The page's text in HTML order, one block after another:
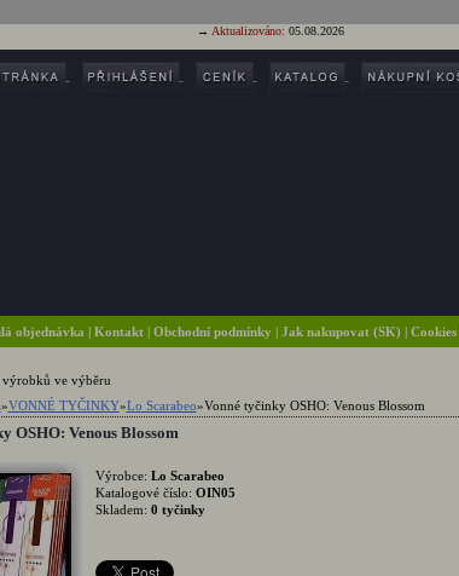
→ Aktualizováno: 05.08.2026
objednávka | Kontakt | Obchodní podmínky | Jak nakupovat (SK) | Cookies
ve výběru
»VONNÉ TYČINKY»Lo Scarabeo»Vonné tyčinky OSHO: Venous Blossom
OSHO: Venous Blossom
Výrobce: Lo Scarabeo
Katalogové číslo: OIN05
Skladem: 0 tyčinky